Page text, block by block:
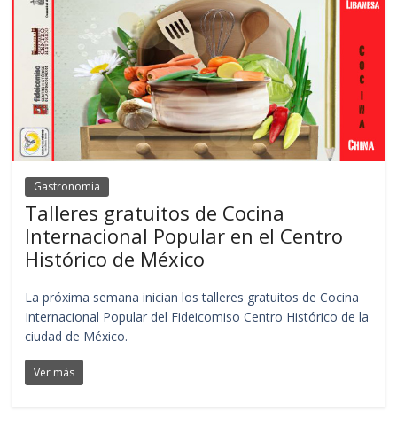
Gastronomia
Talleres gratuitos de Cocina
Internacional Popular en el Centro
Histórico de México
La próxima semana inician los talleres gratuitos de Cocina
Internacional Popular del Fideicomiso Centro Histórico de la
ciudad de México.
Ver más